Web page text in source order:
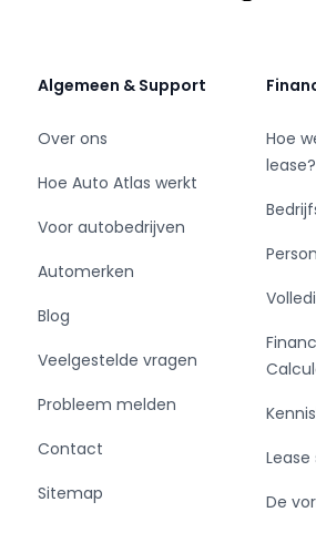
Postbus 75784 1118 ZX Schiphol-
klantenservice@renault.nl
Overige informatie
Storingsmelding: Nee
Bandenset: Zomerbanden
- Laagste prijsgarantie
- Online kopen, 14 dagen niet
- Levering in heel Nederland
- Financiering binnen 1 dag
- 1000 voertuigen uit voorraad
Algemeen & Support
Over ons
Hoe Auto Atlas werkt
Voor autobedrijven
Automerken
Blog
Veelgestelde vragen
Probleem melden
Contact
Sitemap
Hoe
lease?
Lease
De